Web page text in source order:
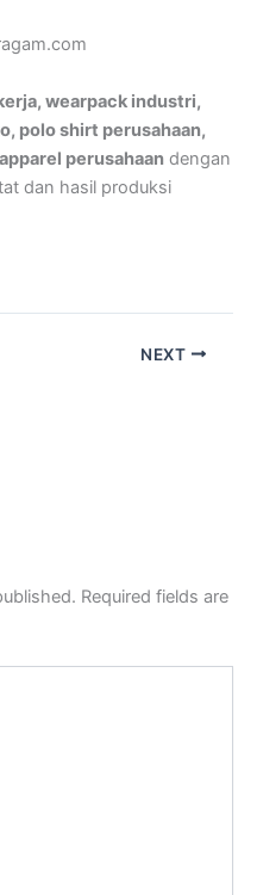
wearpack industri,
polo shirt perusahaan,
perusahaan dengan
dan hasil produksi
NEXT
Required fields are